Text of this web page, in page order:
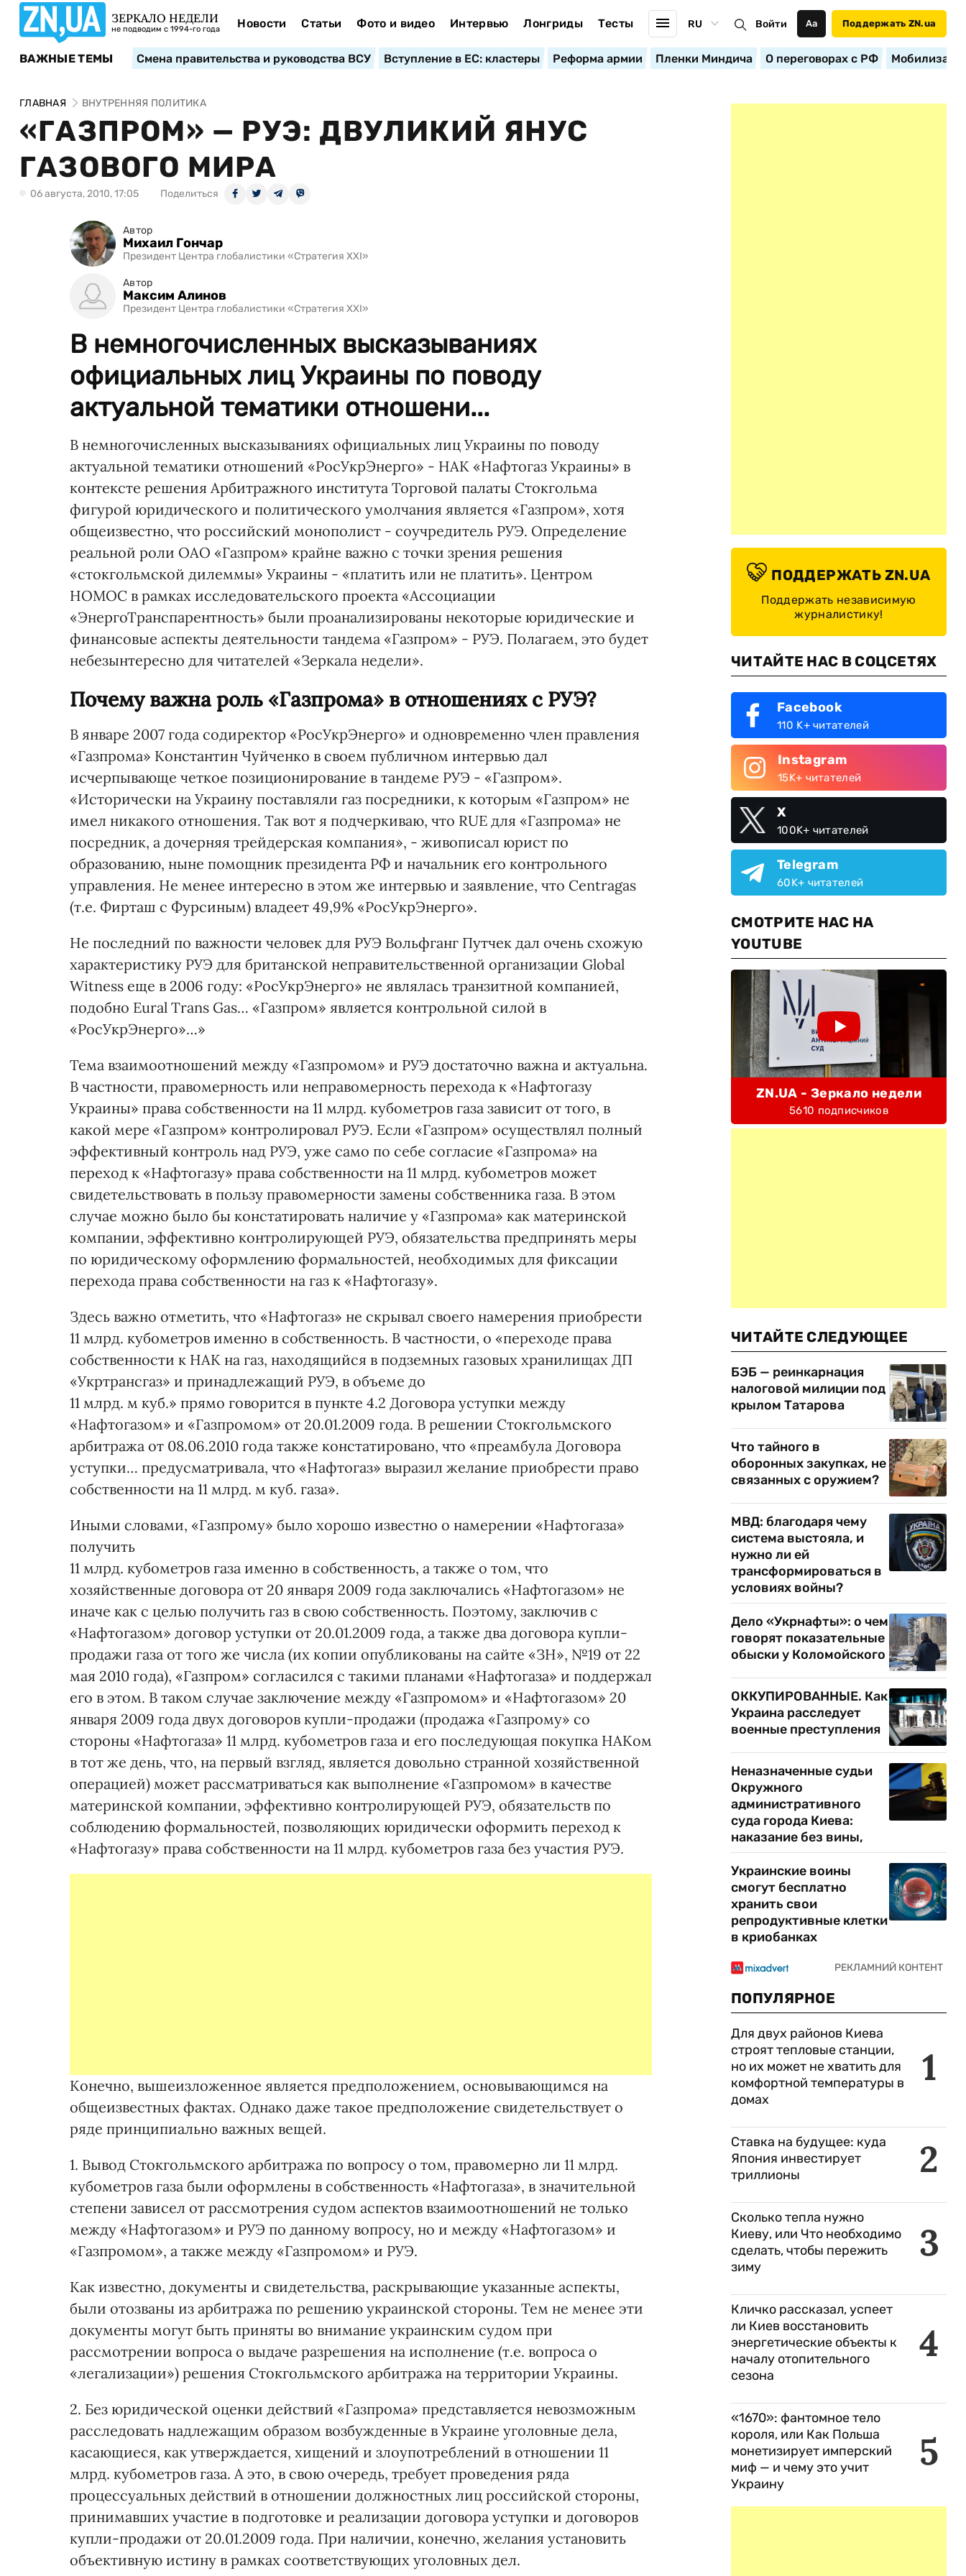
ЗЕРКАЛО НЕДЕЛИ
не подводим с 1994-го года Новости Статьи Фото и видео Интервью Лонгриды Тесты RU Войти Аа Поддержать ZN.ua
ВАЖНЫЕ ТЕМЫ Смена правительства и руководства ВСУ Вступление в ЕС: кластеры Реформа армии Пленки Миндича О переговорах с РФ
ГЛАВНАЯ ВНУТРЕННЯЯ ПОЛИТИКА
«ГАЗПРОМ» — РУЭ: ДВУЛИКИЙ ЯНУС
ГАЗОВОГО МИРА
06 августа, 2010, 17:05 Поделиться
Автор
Михаил Гончар
Президент Центра глобалистики «Стратегия ХХІ»
Автор
Максим Алинов
Президент Центра глобалистики «Стратегия ХХІ»
В немногочисленных высказываниях
официальных лиц Украины по поводу
актуальной тематики отношени...
В немногочисленных высказываниях официальных лиц Украины по поводу
актуальной тематики отношений «РосУкрЭнерго» - НАК «Нафтогаз Украины» в
контексте решения Арбитражного института Торговой палаты Стокгольма
фигурой юридического и политического умолчания является «Газпром», хотя
общеизвестно, что российский монополист - соучредитель РУЭ. Определение
реальной роли ОАО «Газпром» крайне важно с точки зрения решения
«стокгольмской дилеммы» Украины - «платить или не платить». Центром
НОМОС в рамках исследовательского проекта «Ассоциации
«ЭнергоТранспарентность» были проанализированы некоторые юридические и
финансовые аспекты деятельности тандема «Газпром» - РУЭ. Полагаем, это будет
небезынтересно для читателей «Зеркала недели».
Почему важна роль «Газпрома» в отношениях с РУЭ?
В январе 2007 года содиректор «РосУкрЭнерго» и одновременно член правления
«Газпрома» Константин Чуйченко в своем публичном интервью дал
исчерпывающе четкое позиционирование в тандеме РУЭ - «Газпром».
«Исторически на Украину поставляли газ посредники, к которым «Газпром» не
имел никакого отношения. Так вот я подчеркиваю, что RUE для «Газпрома» не
посредник, а дочерняя трейдерская компания», - живописал юрист по
образованию, ныне помощник президента РФ и начальник его контрольного
управления. Не менее интересно в этом же интервью и заявление, что Centragas
(т.е. Фирташ с Фурсиным) владеет 49,9% «РосУкрЭнерго».
Не последний по важности человек для РУЭ Вольфганг Путчек дал очень схожую
характеристику РУЭ для британской неправительственной организации Global
Witness еще в 2006 году: «РосУкрЭнерго» не являлась транзитной компанией,
подобно Eural Trans Gas… «Газпром» является контрольной силой в
«РосУкрЭнерго»…»
Тема взаимоотношений между «Газпромом» и РУЭ достаточно важна и актуальна.
В частности, правомерность или неправомерность перехода к «Нафтогазу
Украины» права собственности на 11 млрд. кубометров газа зависит от того, в
какой мере «Газпром» контролировал РУЭ. Если «Газпром» осуществлял полный
эффективный контроль над РУЭ, уже само по себе согласие «Газпрома» на
переход к «Нафтогазу» права собственности на 11 млрд. кубометров может
свидетельствовать в пользу правомерности замены собственника газа. В этом
случае можно было бы констатировать наличие у «Газпрома» как материнской
компании, эффективно контролирующей РУЭ, обязательства предпринять меры
по юридическому оформлению формальностей, необходимых для фиксации
перехода права собственности на газ к «Нафтогазу».
Здесь важно отметить, что «Нафтогаз» не скрывал своего намерения приобрести
11 млрд. кубометров именно в собственность. В частности, о «переходе права
собственности к НАК на газ, находящийся в подземных газовых хранилищах ДП
«Укртрансгаз» и принадлежащий РУЭ, в объеме до
11 млрд. м куб.» прямо говорится в пункте 4.2 Договора уступки между
«Нафтогазом» и «Газпромом» от 20.01.2009 года. В решении Стокгольмского
арбитража от 08.06.2010 года также констатировано, что «преамбула Договора
уступки… предусматривала, что «Нафтогаз» выразил желание приобрести право
собственности на 11 млрд. м куб. газа».
Иными словами, «Газпрому» было хорошо известно о намерении «Нафтогаза»
получить
11 млрд. кубометров газа именно в собственность, а также о том, что
хозяйственные договора от 20 января 2009 года заключались «Нафтогазом» не
иначе как с целью получить газ в свою собственность. Поэтому, заключив с
«Нафтогазом» договор уступки от 20.01.2009 года, а также два договора купли-
продажи газа от того же числа (их копии опубликованы на сайте «ЗН», №19 от 22
мая 2010 года), «Газпром» согласился с такими планами «Нафтогаза» и поддержал
его в этом. В таком случае заключение между «Газпромом» и «Нафтогазом» 20
января 2009 года двух договоров купли-продажи (продажа «Газпрому» со
стороны «Нафтогаза» 11 млрд. кубометров газа и его последующая покупка НАКом
в тот же день, что, на первый взгляд, является довольно странной хозяйственной
операцией) может рассматриваться как выполнение «Газпромом» в качестве
материнской компании, эффективно контролирующей РУЭ, обязательств по
соблюдению формальностей, позволяющих юридически оформить переход к
«Нафтогазу» права собственности на 11 млрд. кубометров газа без участия РУЭ.
Конечно, вышеизложенное является предположением, основывающимся на
общеизвестных фактах. Однако даже такое предположение свидетельствует о
ряде принципиально важных вещей.
1. Вывод Стокгольмского арбитража по вопросу о том, правомерно ли 11 млрд.
кубометров газа были оформлены в собственность «Нафтогаза», в значительной
степени зависел от рассмотрения судом аспектов взаимоотношений не только
между «Нафтогазом» и РУЭ по данному вопросу, но и между «Нафтогазом» и
«Газпромом», а также между «Газпромом» и РУЭ.
Как известно, документы и свидетельства, раскрывающие указанные аспекты,
были отозваны из арбитража по решению украинской стороны. Тем не менее эти
документы могут быть приняты во внимание украинским судом при
рассмотрении вопроса о выдаче разрешения на исполнение (т.е. вопроса о
«легализации») решения Стокгольмского арбитража на территории Украины.
2. Без юридической оценки действий «Газпрома» представляется невозможным
расследовать надлежащим образом возбужденные в Украине уголовные дела,
касающиеся, как утверждается, хищений и злоупотреблений в отношении 11
млрд. кубометров газа. А это, в свою очередь, требует проведения ряда
процессуальных действий в отношении должностных лиц российской стороны,
принимавших участие в подготовке и реализации договора уступки и договоров
купли-продажи от 20.01.2009 года. При наличии, конечно, желания установить
объективную истину в рамках соответствующих уголовных дел.
ПОДДЕРЖАТЬ ZN.UA
Поддержать независимую
журналистику!
ЧИТАЙТЕ НАС В СОЦСЕТЯХ
Facebook
110 K+ читателей
Instagram
15K+ читателей
X
100K+ читателей
Telegram
60K+ читателей
СМОТРИТЕ НАС НА
YOUTUBE
ZN.UA - Зеркало недели
5610 подписчиков
ЧИТАЙТЕ СЛЕДУЮЩЕЕ
БЭБ — реинкарнация
налоговой милиции под
крылом Татарова
Что тайного в
оборонных закупках, не
связанных с оружием?
МВД: благодаря чему
система выстояла, и
нужно ли ей
трансформироваться в
условиях войны?
Дело «Укрнафты»: о чем
говорят показательные
обыски у Коломойского
ОККУПИРОВАННЫЕ. Как
Украина расследует
военные преступления
Неназначенные судьи
Окружного
административного
суда города Киева:
наказание без вины,
Украинские воины
смогут бесплатно
хранить свои
репродуктивные клетки
в криобанках
ПОПУЛЯРНОЕ
1
Для двух районов Киева
строят тепловые станции,
но их может не хватить для
комфортной температуры в
домах
2
Ставка на будущее: куда
Япония инвестирует
триллионы
3
Сколько тепла нужно
Киеву, или Что необходимо
сделать, чтобы пережить
зиму
4
Кличко рассказал, успеет
ли Киев восстановить
энергетические объекты к
началу отопительного
сезона
5
«1670»: фантомное тело
короля, или Как Польша
монетизирует имперский
миф — и чему это учит
Украину